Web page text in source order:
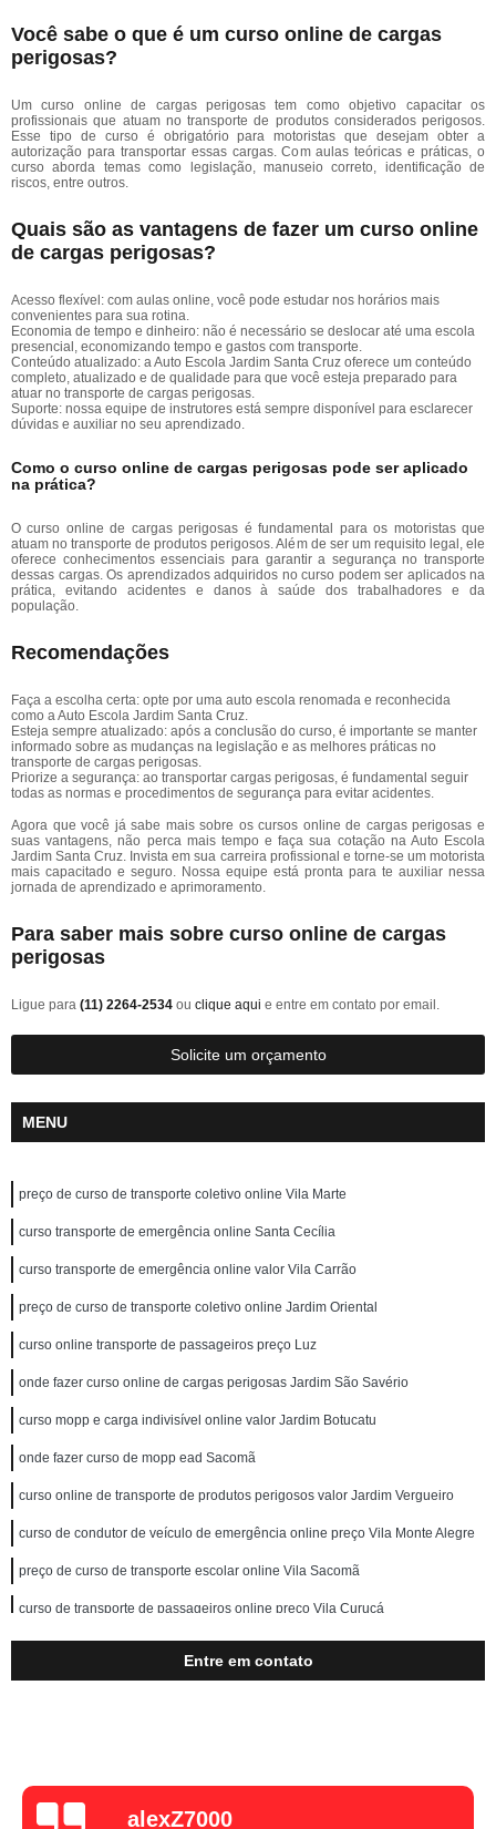
Você sabe o que é um curso online de cargas
perigosas?
Um curso online de cargas perigosas tem como objetivo capacitar os
profissionais que atuam no transporte de produtos considerados perigosos.
Esse tipo de curso é obrigatório para motoristas que desejam obter a
autorização para transportar essas cargas. Com aulas teóricas e práticas, o
curso aborda temas como legislação, manuseio correto, identificação de
riscos, entre outros.
Quais são as vantagens de fazer um curso online
de cargas perigosas?
Acesso flexível: com aulas online, você pode estudar nos horários mais
convenientes para sua rotina.
Economia de tempo e dinheiro: não é necessário se deslocar até uma escola
presencial, economizando tempo e gastos com transporte.
Conteúdo atualizado: a Auto Escola Jardim Santa Cruz oferece um conteúdo
completo, atualizado e de qualidade para que você esteja preparado para
atuar no transporte de cargas perigosas.
Suporte: nossa equipe de instrutores está sempre disponível para esclarecer
dúvidas e auxiliar no seu aprendizado.
Como o curso online de cargas perigosas pode ser aplicado
na prática?
O curso online de cargas perigosas é fundamental para os motoristas que
atuam no transporte de produtos perigosos. Além de ser um requisito legal, ele
oferece conhecimentos essenciais para garantir a segurança no transporte
dessas cargas. Os aprendizados adquiridos no curso podem ser aplicados na
prática, evitando acidentes e danos à saúde dos trabalhadores e da
população.
Recomendações
Faça a escolha certa: opte por uma auto escola renomada e reconhecida
como a Auto Escola Jardim Santa Cruz.
Esteja sempre atualizado: após a conclusão do curso, é importante se manter
informado sobre as mudanças na legislação e as melhores práticas no
transporte de cargas perigosas.
Priorize a segurança: ao transportar cargas perigosas, é fundamental seguir
todas as normas e procedimentos de segurança para evitar acidentes.
Agora que você já sabe mais sobre os cursos online de cargas perigosas e
suas vantagens, não perca mais tempo e faça sua cotação na Auto Escola
Jardim Santa Cruz. Invista em sua carreira profissional e torne-se um motorista
mais capacitado e seguro. Nossa equipe está pronta para te auxiliar nessa
jornada de aprendizado e aprimoramento.
Para saber mais sobre curso online de cargas
perigosas
Ligue para (11) 2264-2534 ou clique aqui e entre em contato por email.
Solicite um orçamento
MENU
preço de curso de transporte coletivo online Vila Marte
curso transporte de emergência online Santa Cecília
curso transporte de emergência online valor Vila Carrão
preço de curso de transporte coletivo online Jardim Oriental
curso online transporte de passageiros preço Luz
onde fazer curso online de cargas perigosas Jardim São Savério
curso mopp e carga indivisível online valor Jardim Botucatu
onde fazer curso de mopp ead Sacomã
curso online de transporte de produtos perigosos valor Jardim Vergueiro
curso de condutor de veículo de emergência online preço Vila Monte Alegre
preço de curso de transporte escolar online Vila Sacomã
curso de transporte de passageiros online preço Vila Curuçá
onde fazer curso online transporte de passageiros Santa Cecília
onde fazer curso online de transporte escolar Vila Gumercindo
Entre em contato
alexZ7000